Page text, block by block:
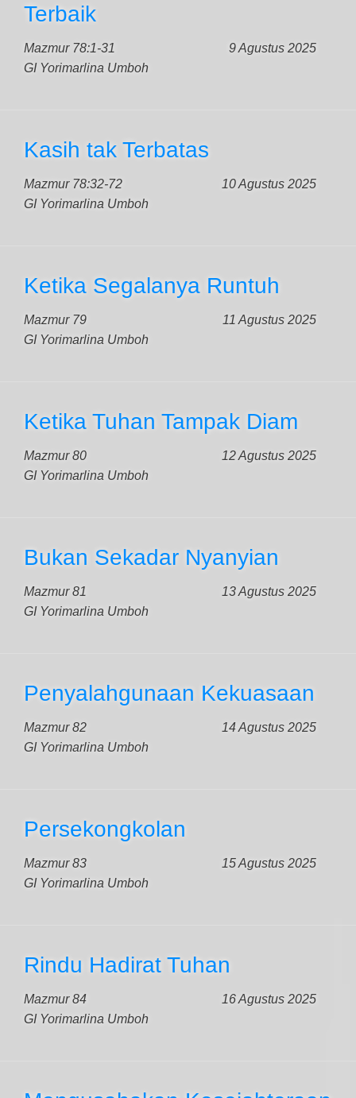
Terbaik
Mazmur 78:1-31
9 Agustus 2025
GI Yorimarlina Umboh
Kasih tak Terbatas
Mazmur 78:32-72
10 Agustus 2025
GI Yorimarlina Umboh
Ketika Segalanya Runtuh
Mazmur 79
11 Agustus 2025
GI Yorimarlina Umboh
Ketika Tuhan Tampak Diam
Mazmur 80
12 Agustus 2025
GI Yorimarlina Umboh
Bukan Sekadar Nyanyian
Mazmur 81
13 Agustus 2025
GI Yorimarlina Umboh
Penyalahgunaan Kekuasaan
Mazmur 82
14 Agustus 2025
GI Yorimarlina Umboh
Persekongkolan
Mazmur 83
15 Agustus 2025
GI Yorimarlina Umboh
Rindu Hadirat Tuhan
Mazmur 84
16 Agustus 2025
GI Yorimarlina Umboh